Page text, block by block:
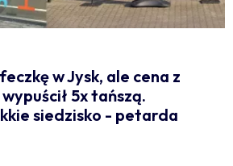
w Jysk, ale cena z
5x tańszą.
siedzisko - petarda